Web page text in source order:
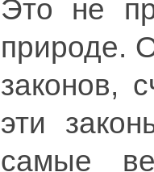
Это не
природе.
законов,
эти
самые